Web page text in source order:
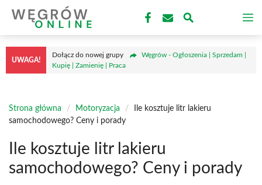
treści
UWAGA!
Dołącz do nowej grupy
Węgrów - Ogłoszenia | Sprzedam |
Kupię | Zamienię | Praca
Strona główna / Motoryzacja /
Ile kosztuje litr lakieru
samochodowego? Ceny i porady
Ile kosztuje litr lakieru
samochodowego? Ceny i porady